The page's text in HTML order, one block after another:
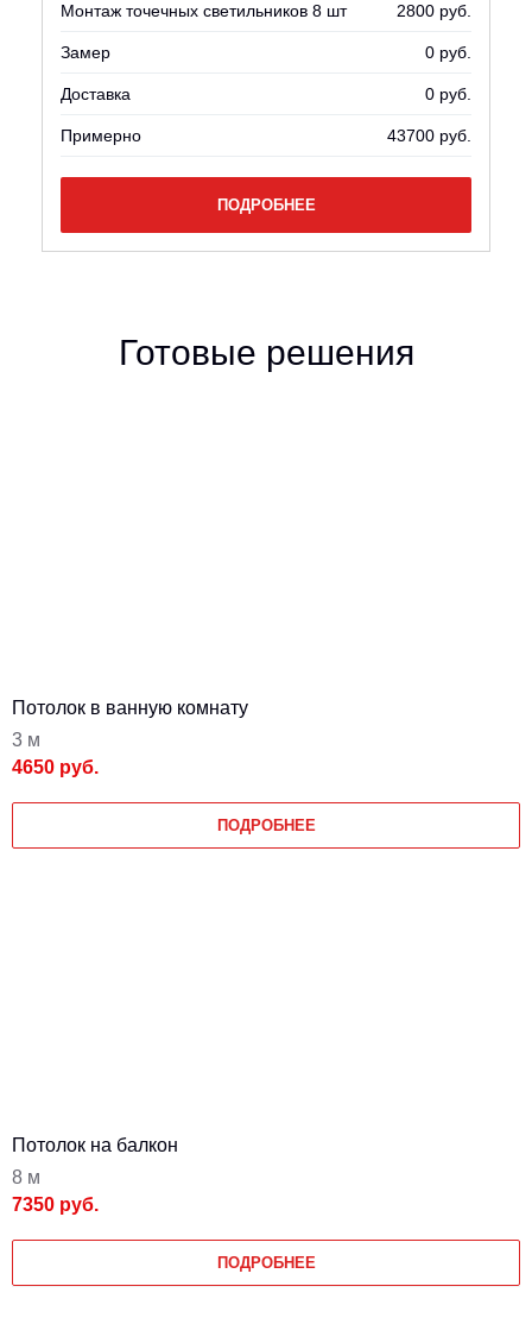
Монтаж точечных светильников 8 шт 2800 руб.
Замер 0 руб.
Доставка 0 руб.
Примерно 43700 руб.
ПОДРОБНЕЕ
Готовые решения
Потолок в ванную комнату
3 м
4650 руб.
ПОДРОБНЕЕ
Потолок на балкон
8 м
7350 руб.
ПОДРОБНЕЕ